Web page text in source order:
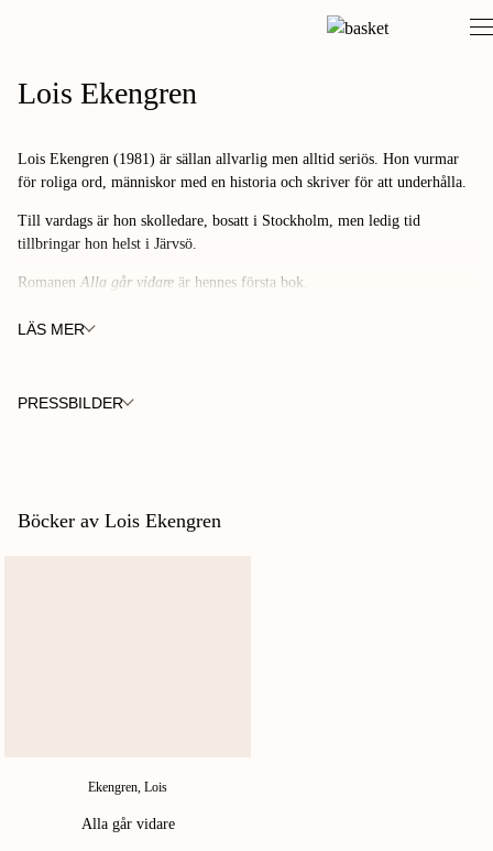
Lois Ekengren
Lois Ekengren (1981) är sällan allvarlig men alltid seriös. Hon vurmar
för roliga ord, människor med en historia och skriver för att underhålla.
Till vardags är hon skolledare, bosatt i Stockholm, men ledig tid
tillbringar hon helst i Järvsö.
Romanen Alla går vidare är hennes första bok.
LÄS MER
PRESSBILDER
Böcker av Lois Ekengren
Ekengren, Lois
Alla går vidare